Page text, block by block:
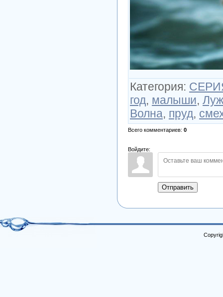
Категория:
год, малыши,
Волна, пруд,
Всего комментариев: 0
Войдите:
Отправить